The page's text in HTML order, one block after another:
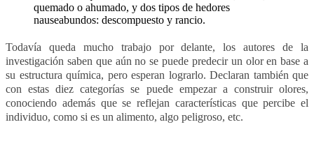
quemado o ahumado, y dos tipos de hedores
nauseabundos: descompuesto y rancio.
Todavía queda mucho trabajo por delante, los autores de la
investigación saben que aún no se puede predecir un olor en base a
su estructura química, pero esperan lograrlo. Declaran también que
con estas diez categorías se puede empezar a construir olores,
conociendo además que se reflejan características que percibe el
individuo, como si es un alimento, algo peligroso, etc.